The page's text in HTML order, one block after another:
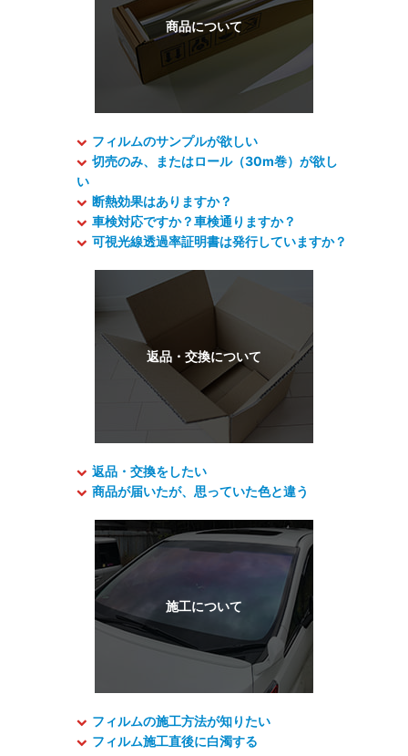
フィルムのサンプルが欲しい
切売のみ、またはロール（30m巻）が欲し
い
断熱効果はありますか？
車検対応ですか？車検通りますか？
可視光線透過率証明書は発行していますか？
返品・交換をしたい
商品が届いたが、思っていた色と違う
フィルムの施工方法が知りたい
フィルム施工直後に白濁する